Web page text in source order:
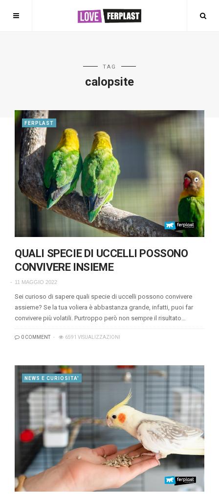
TAG
calopsite
FERPLAST
QUALI SPECIE DI UCCELLI POSSONO
CONVIVERE INSIEME
11 MAGGIO 2022
Sei curioso di sapere quali specie di uccelli possono convivere
assieme? Se la tua voliera è abbastanza grande, infatti, puoi far
convivere più volatili. Purtroppo però non sempre il risultato…
0 COMMENT 6591 VISUALIZZAZIONI
NEWS E CURIOSITA'